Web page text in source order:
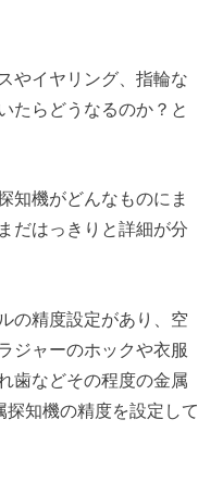
やイヤリング、指輪な
たらどうなるのか？と
知機がどんなものにま
だはっきりと詳細が分
の精度設定があり、空
ジャーのホックや衣服
歯などその程度の金属
知機の精度を設定して